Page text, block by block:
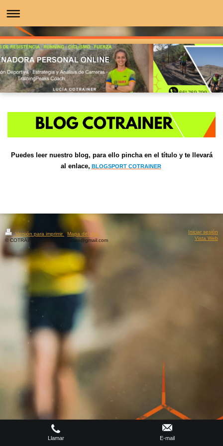
Puedes leer nuestro blog, para ello pincha en el título y te llevará
al enlace, BLOGSPORT COTRAINER
Versión para imprimir | Mapa del sitio
© COTRAINER cotrainercanarias@gmail.com
Iniciar sesión
Vista Web
Llamar E-mail